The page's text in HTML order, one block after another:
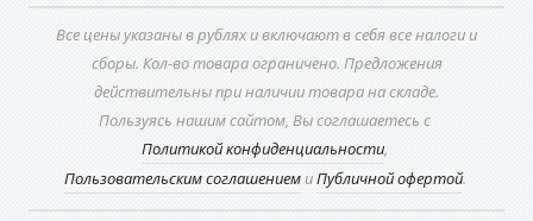
Все цены указаны в рублях и включают в себя все налоги и
сборы. Кол-во товара ограничено. Предложения
действительны при наличии товара на складе.
Пользуясь нашим сайтом, Вы соглашаетесь с
Политикой конфиденциальности,
Пользовательским соглашениемиПубличной офертой.